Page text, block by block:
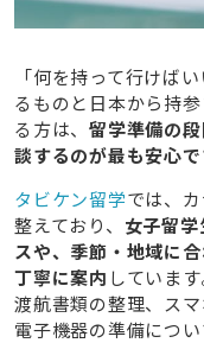
「何を持って行けば
るものと日本から持
る方は、 留学準備の
談するのが最も安心
タビケン留学では、
整えており、 女子留
スや、季節・地域に
丁寧に案内 していま
渡航書類の整理、ス
電子機器の準備につ